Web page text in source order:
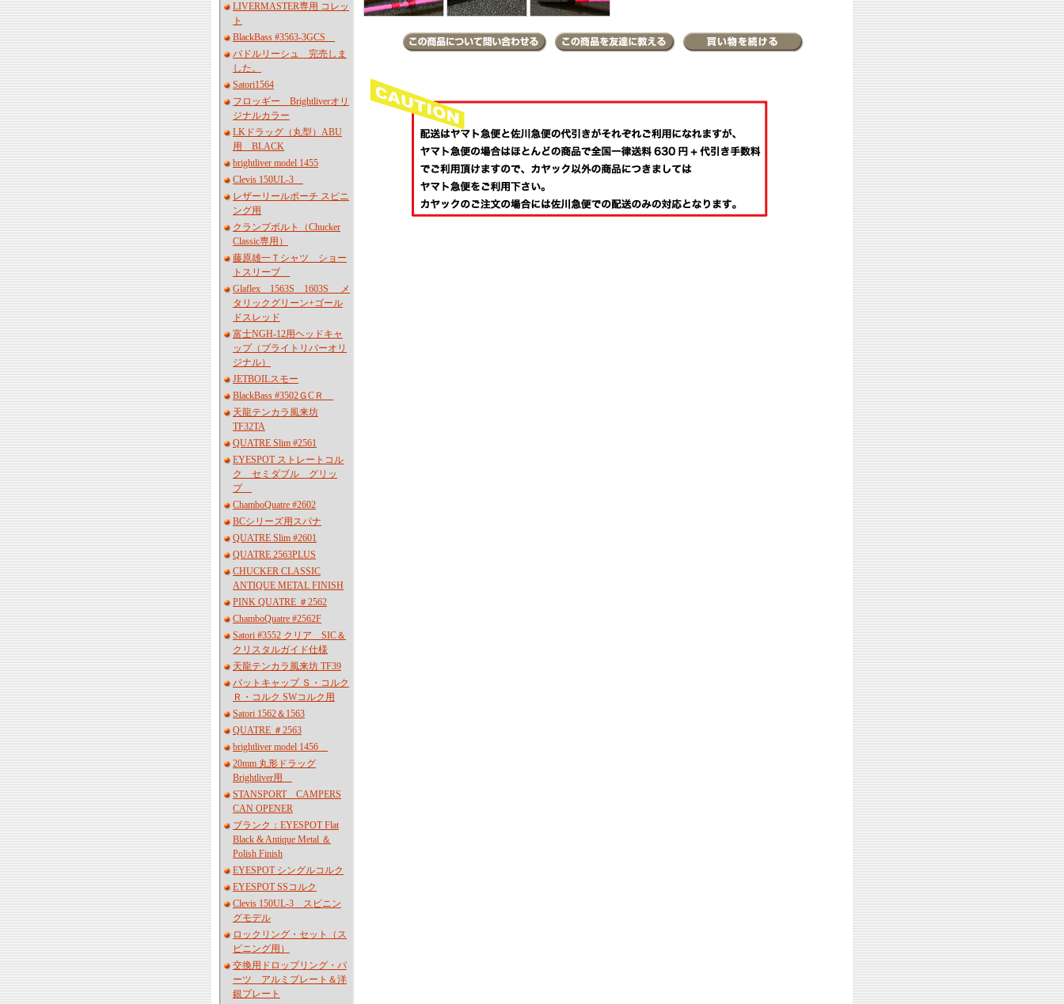
LIVERMASTER専用 コレッ
ト
BlackBass #3563-3GCS
パドルリーシュ 完売しま
した。
Satori1564
フロッギー Brightliverオリ
ジナルカラー
LKドラッグ（丸型）ABU
用 BLACK
brightliver model 1455
Clevis 150UL-3
レザーリールポーチ スピニ
ング用
クランプボルト（Chucker
Classic専用）
藤原雄一Ｔシャツ ショー
トスリーブ
Glaflex 1563S 1603S メ
タリックグリーン+ゴール
ドスレッド
富士NGH-12用ヘッドキャ
ップ（ブライトリバーオリ
ジナル）
JETBOILスモー
BlackBass #3502ＧCＲ
天龍テンカラ風来坊
TF32TA
QUATRE Slim #2561
EYESPOT ストレートコル
ク セミダブル グリッ
プ
ChamboQuatre #2602
BCシリーズ用スパナ
QUATRE Slim #2601
QUATRE 2563PLUS
CHUCKER CLASSIC
ANTIQUE METAL FINISH
PINK QUATRE ＃2562
ChamboQuatre #2562F
Satori #3552 クリア SIC＆
クリスタルガイド仕様
天龍テンカラ風来坊 TF39
バットキャップ Ｓ・コルク
Ｒ・コルク SWコルク用
Satori 1562＆1563
QUATRE ＃2563
brightliver model 1456
20mm 丸形ドラッグ
Brightliver用
STANSPORT CAMPERS
CAN OPENER
ブランク：EYESPOT Flat
Black & Antique Metal ＆
Polish Finish
EYESPOT シングルコルク
EYESPOT SSコルク
Clevis 150UL-3 スピニン
グモデル
ロックリング・セット（ス
ピニング用）
交換用ドロップリング・パ
ーツ アルミプレート＆洋
銀プレート